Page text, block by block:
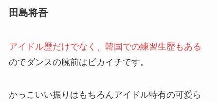
田島将吾
アイドル歴だけでなく、韓国での練習生歴もある
のでダンスの腕前はピカイチです。
かっこいい振りはもちろんアイドル特有の可愛ら